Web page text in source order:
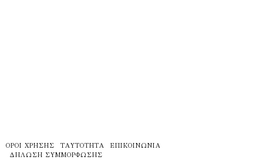
ΌΡΟΙ ΧΡΉΣΗΣ ΤΑΥΤΌΤΗΤΑ
ΕΠΙΚΟΙΝΩΝΊΑ
ΔΉΛΩΣΗ ΣΥΜΜΌΡΦΩΣΗΣ